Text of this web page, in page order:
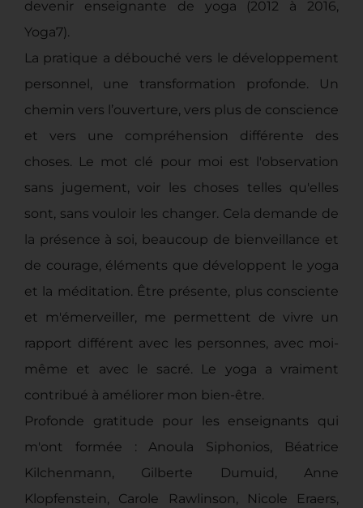
devenir enseignante de yoga (2012 à 2016,
Yoga7).
La pratique a débouché vers le développement
personnel, une transformation profonde. Un
chemin vers l’ouverture, vers plus de conscience
et vers une compréhension différente des
choses. Le mot clé pour moi est l'observation
sans jugement, voir les choses telles qu'elles
sont, sans vouloir les changer. Cela demande de
la présence à soi, beaucoup de bienveillance et
de courage, éléments que développent le yoga
et la méditation. Être présente, plus consciente
et m'émerveiller, me permettent de vivre un
rapport différent avec les personnes, avec moi-
même et avec le sacré. Le yoga a vraiment
contribué à améliorer mon bien-être.
Profonde gratitude pour les enseignants qui
m'ont formée : Anoula Siphonios, Béatrice
Kilchenmann, Gilberte Dumuid, Anne
Klopfenstein, Carole Rawlinson, Nicole Eraers,